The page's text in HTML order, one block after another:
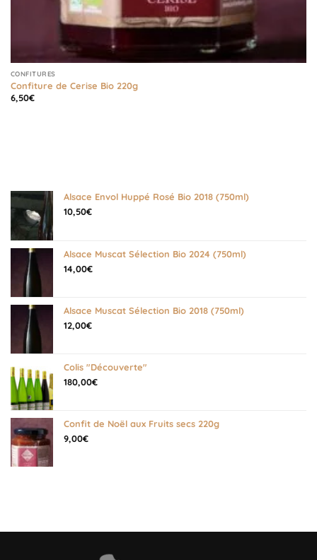
CONFITURES
Confiture de Cerise Bio 220g
6,50€
Alsace Envol Huppé Rosé Bio 2018 (750ml)
10,50€
Alsace Muscat Sélection Bio 2024 (750ml)
14,00€
Alsace Muscat Sélection Bio 2018 (750ml)
12,00€
Colis "Découverte"
180,00€
Confit de Noël aux Fruits secs 220g
9,00€